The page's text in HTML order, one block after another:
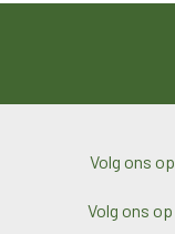
Volg ons
Volg ons